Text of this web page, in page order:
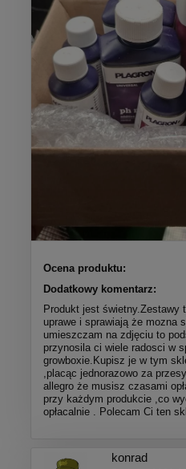
Ocena produktu:
Dodatkowy komentarz:
Produkt jest świetny.Zestawy
uprawe i sprawiają że mozna
umieszczam na zdjęciu to
przynosila ci wiele radosci w
growboxie.Kupisz je w tym
,placąc jednorazowo za
allegro że musisz czasami
przy każdym produkcie ,co
opłacalnie . Polecam Ci ten
konrad